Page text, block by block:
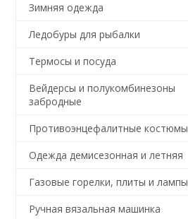
Зимняя одежда
Ледобуры для рыбалки
Термосы и посуда
Вейдерсы и полукомбинезоны
забродные
Противоэнцефалитные костюмы
Одежда демисезонная и летняя
Газовые горелки, плиты и лампы
Ручная вязальная машинка